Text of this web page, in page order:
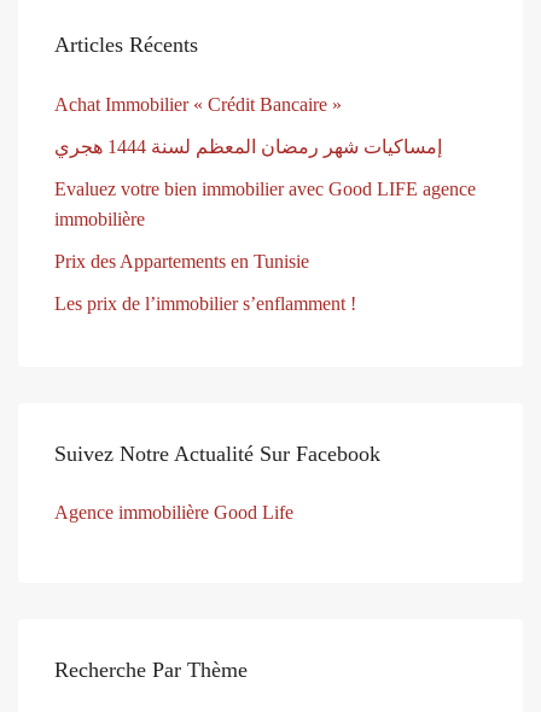
Articles Récents
Achat Immobilier « Crédit Bancaire »
إمساكيات شهر رمضان المعظم لسنة 1444 هجري
Evaluez votre bien immobilier avec Good LIFE agence
immobilière
Prix des Appartements en Tunisie
Les prix de l’immobilier s’enflamment !
Suivez Notre Actualité Sur Facebook
Agence immobilière Good Life
Recherche Par Thème